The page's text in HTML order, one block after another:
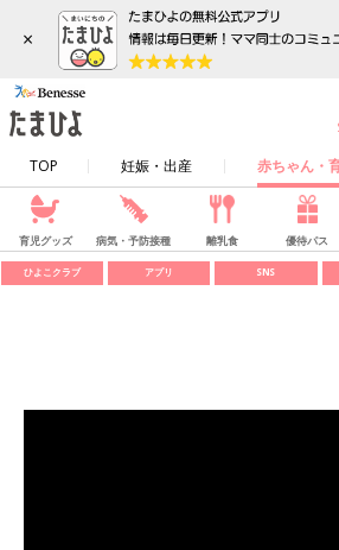
×
TOP 妊娠・出産 赤ちゃん・
育児グッズ 病気・予防接種 離乳食 優待パス
ひよこクラブ アプリ SNS